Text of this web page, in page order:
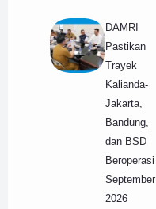
DAMRI
Pastikan
Trayek
Kalianda-
Jakarta,
Bandung,
dan BSD
Beroperasi
September
2026